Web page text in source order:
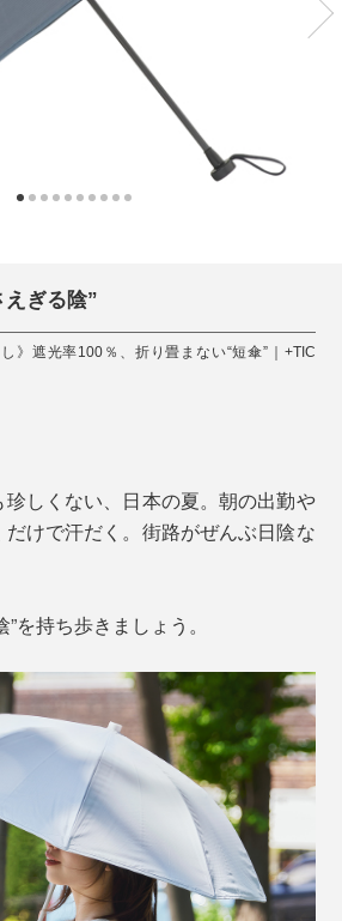
ぎる陰”
》遮光率100％、折り畳まない“短傘”｜+TIC
しくない、日本の夏。朝の出勤や
けで汗だく。街路がぜんぶ日陰な
を持ち歩きましょう。